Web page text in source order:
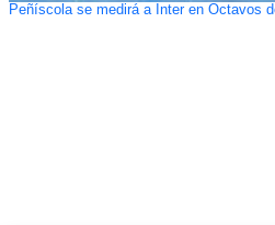
Peñíscola se medirá a Inter en Octavos